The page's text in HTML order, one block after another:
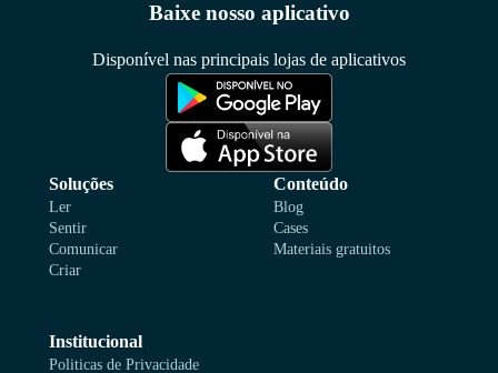
Baixe nosso aplicativo
Disponível nas principais lojas de aplicativos
Soluções
Ler
Sentir
Comunicar
Criar
Conteúdo
Blog
Cases
Materiais gratuitos
Institucional
Politicas de Privacidade